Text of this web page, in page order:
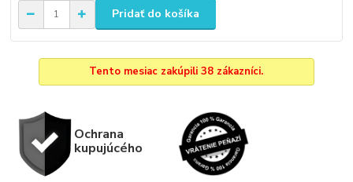
Pridať do košíka
Tento mesiac zakúpili 38 zákazníci.
Ochrana
kupujúcého